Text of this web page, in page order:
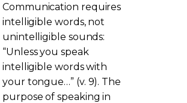
Communication requires
intelligible words, not
unintelligible sounds:
“Unless you speak
intelligible words with
your tongue…” (v. 9). The
purpose of speaking in